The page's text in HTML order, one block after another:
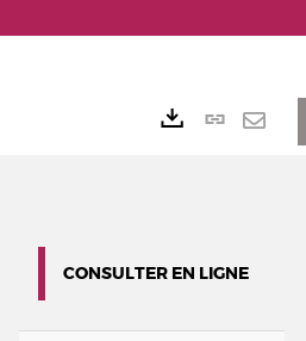
Lien
CONSULTER EN LIGNE